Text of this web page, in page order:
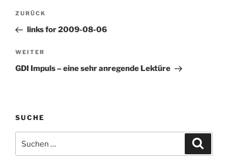
Beitragsnavigation
Vorheriger
Beitrag
ZURÜCK
links for 2009-08-06
Nächster
Beitrag
WEITER
GDI Impuls – eine sehr anregende Lektüre
SUCHE
nach: